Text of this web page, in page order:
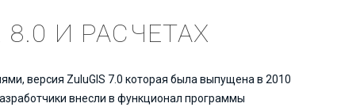
8.0 И РАСЧЕТАХ
версия ZuluGIS 7.0 которая была выпущена в 2010
внесли в функционал программы